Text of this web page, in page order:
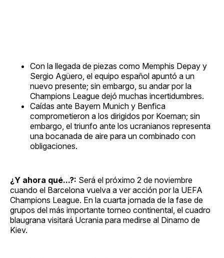
Con la llegada de piezas como Memphis Depay y
Sergio Agüero, el equipo español apuntó a un
nuevo presente; sin embargo, su andar por la
Champions League dejó muchas incertidumbres.
Caídas ante Bayern Munich y Benfica
comprometieron a los dirigidos por Koeman; sin
embargo, el triunfo ante los ucranianos representa
una bocanada de aire para un combinado con
obligaciones.
¿Y ahora qué...?: Será el próximo 2 de noviembre
cuando el Barcelona vuelva a ver acción por la UEFA
Champions League. En la cuarta jornada de la fase de
grupos del más importante torneo continental, el cuadro
blaugrana visitará Ucrania para medirse al Dinamo de
Kiev.